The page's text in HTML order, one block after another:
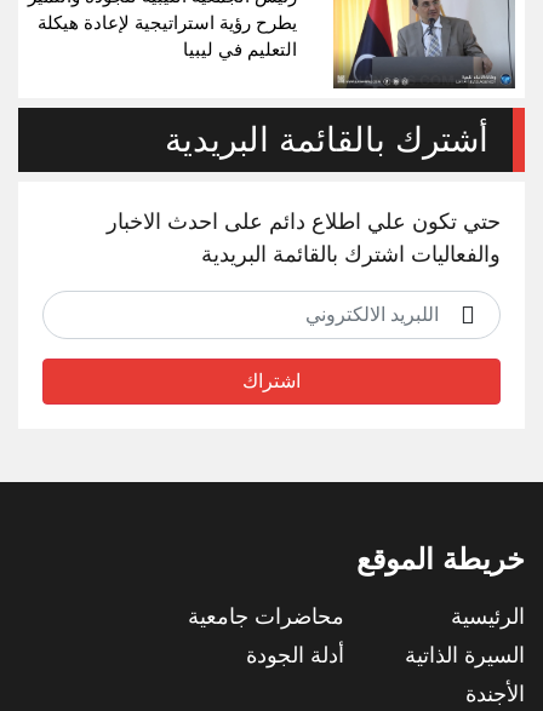
يطرح رؤية استراتيجية لإعادة هيكلة
التعليم في ليبيا
أشترك بالقائمة البريدية
حتي تكون علي اطلاع دائم على احدث الاخبار
والفعاليات اشترك بالقائمة البريدية
اشتراك
خريطة الموقع
الرئيسية
السيرة الذاتية
الأجندة
محاضرات جامعية
أدلة الجودة